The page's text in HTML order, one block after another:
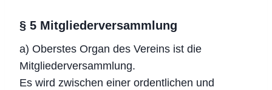
§ 5 Mitgliederversammlung
a) Oberstes Organ des Vereins ist die
Mitgliederversammlung.
Es wird zwischen einer ordentlichen und